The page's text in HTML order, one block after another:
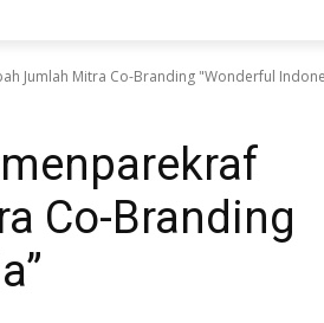
Jumlah Mitra Co-Branding "Wonderful
Co-Branding